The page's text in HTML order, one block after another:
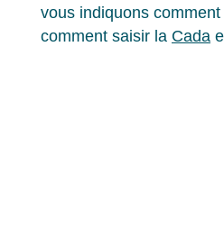
vous indiquons
comment saisir la Cada